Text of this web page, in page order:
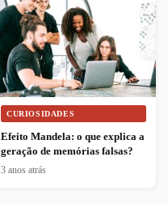
CURIOSIDADES
Efeito Mandela: o que explica a
geração de memórias falsas?
3 anos atrás